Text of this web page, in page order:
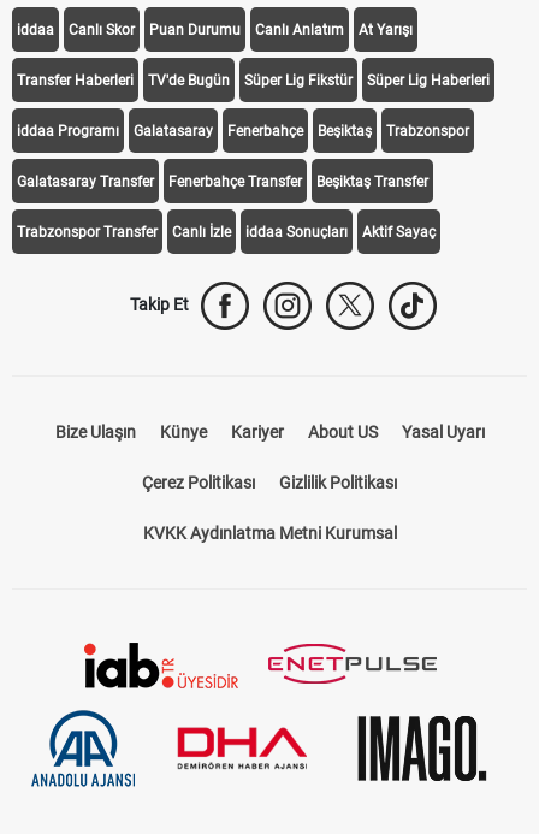
KEŞFET
iddaa Canlı Skor Puan Durumu Canlı Anlatım At Yarışı
Transfer Haberleri TV'de Bugün Süper Lig Fikstür Süper Lig Haberleri
iddaa Programı Galatasaray Fenerbahçe Beşiktaş Trabzonspor
Galatasaray Transfer Fenerbahçe Transfer Beşiktaş Transfer
Trabzonspor Transfer Canlı İzle iddaa Sonuçları Aktif Sayaç